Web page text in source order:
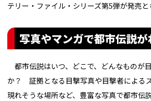
テリー・ファイル・シリーズ第5弾が発売と
写真やマンガで都市伝説が
都市伝説はいつ、どこで、どんなものが
か？ 証拠となる目撃写真や目撃者による
現れそうな場所など、豊富な写真で都市伝